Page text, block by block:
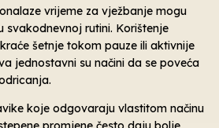
vrijeme za vježbanje mogu
svakodnevnoj rutini. Korištenje
šetnje tokom pauze ili aktivnije
jednostavni su načini da se poveća
koje odgovaraju vlastitom načinu